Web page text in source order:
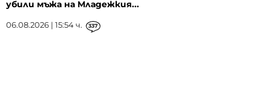
убили мъжа на Младежкия...
06.08.2026 | 15:54 ч. 337